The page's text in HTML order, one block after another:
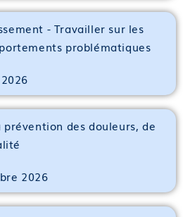
- Travailler sur les
problématiques
des douleurs, de
2026